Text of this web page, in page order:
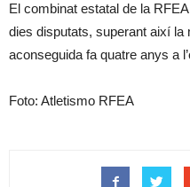
El combinat estatal de la
dies disputats, superant així la
aconseguida fa quatre anys a
Foto: Atletismo RFEA